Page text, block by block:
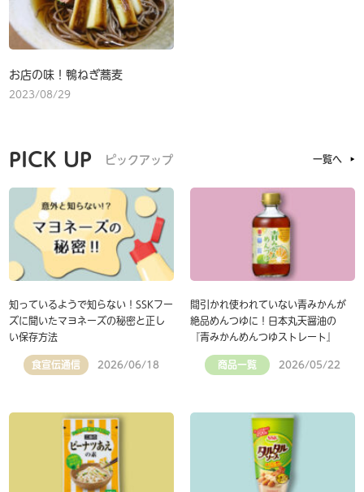
お店の味！鴨ねぎ蕎麦
2023/08/29
PICK UP ピックアップ 一覧へ
知っているようで知らない！SSKフー
ズに聞いたマヨネーズの秘密と正し
い保存方法
食宣伝通信 2026/06/18
間引かれ使われていない青みかんが
絶品めんつゆに！日本丸天醤油の
『青みかんめんつゆストレート』
商品一覧 2026/05/22